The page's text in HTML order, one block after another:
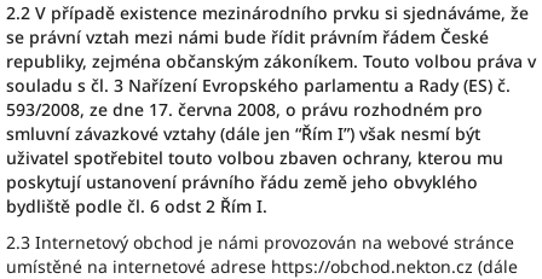
2.2 V případě existence mezinárodního prvku si sjednáváme, že
se právní vztah mezi námi bude řídit právním řádem České
republiky, zejména občanským zákoníkem. Touto volbou práva v
souladu s čl. 3 Nařízení Evropského parlamentu a Rady (ES) č.
593/2008, ze dne 17. června 2008, o právu rozhodném pro
smluvní závazkové vztahy (dále jen “Řím I”) však nesmí být
uživatel spotřebitel touto volbou zbaven ochrany, kterou mu
poskytují ustanovení právního řádu země jeho obvyklého
bydliště podle čl. 6 odst 2 Řím I.
2.3 Internetový obchod je námi provozován na webové stránce
umístěné na internetové adrese https://obchod.nekton.cz (dále